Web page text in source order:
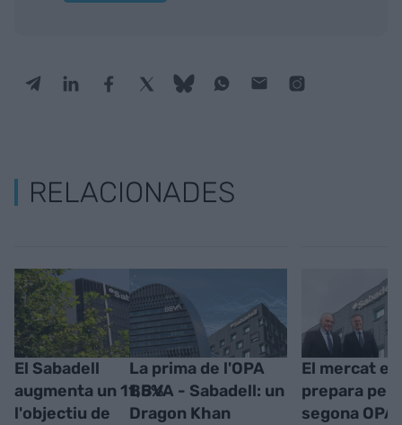
RELACIONADES
El Sabadell
augmenta un 11,5%
l'objectiu de
La prima de l'OPA
BBVA - Sabadell: un
Dragon Khan
El mercat es
prepara per
segona OPA